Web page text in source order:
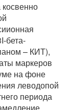
бета-
– КИТ),
маркеров
на фоне
леводопой
периода